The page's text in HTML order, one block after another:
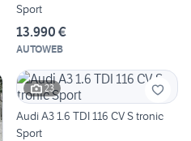
Sport
13.990 €
AUTOWEB
23
Audi A3 1.6 TDI 116 CV S tronic
Sport